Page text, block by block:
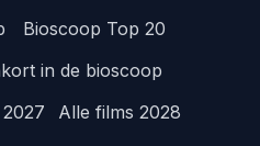
Bioscoop Top 20
in de bioscoop
Alle films 2028